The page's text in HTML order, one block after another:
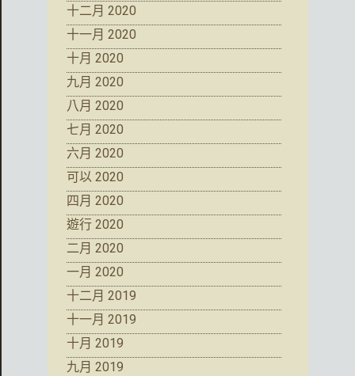
十二月 2020
十一月 2020
十月 2020
九月 2020
八月 2020
七月 2020
六月 2020
可以 2020
四月 2020
遊行 2020
二月 2020
一月 2020
十二月 2019
十一月 2019
十月 2019
九月 2019